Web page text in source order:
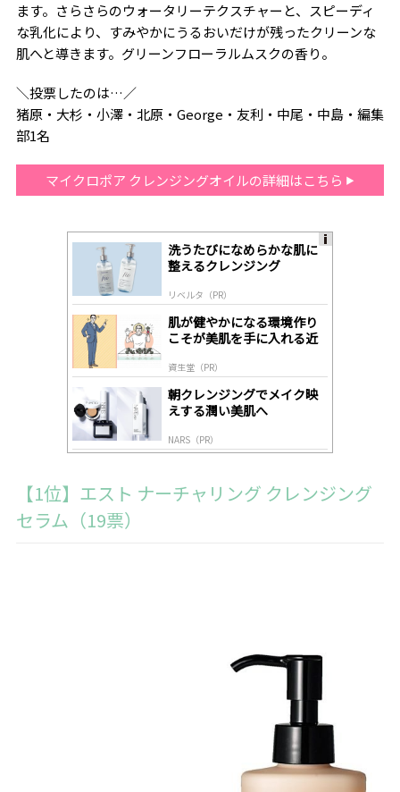
ます。さらさらのウォータリーテクスチャーと、スピーディ
な乳化により、すみやかにうるおいだけが残ったクリーンな
肌へと導きます。グリーンフローラルムスクの香り。
＼投票したのは…／
猪原・大杉・小澤・北原・George・友利・中尾・中島・編集
部1名
マイクロポア クレンジングオイルの詳細はこちら
洗うたびになめらかな肌に
整えるクレンジング
リベルタ（PR）
肌が健やかになる環境作り
こそが美肌を手に入れる近
資生堂（PR）
朝クレンジングでメイク映
えする潤い美肌へ
NARS（PR）
【1位】エスト ナーチャリング クレンジング
セラム（19票）